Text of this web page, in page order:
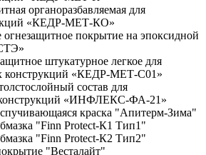
органоразбавляемая для
«КЕДР-МЕТ-КО»
огнезащитное покрытие на эпоксидной
штукатурное легкое для
конструкций «КЕДР-МЕТ-С01»
состав для
конструкций «ИНФЛЕКС-ФА-21»
краска "Апитерм-Зима"
"Finn Protect-К1 Тип1"
"Finn Protect-К2 Тип2"
"Весталайт"